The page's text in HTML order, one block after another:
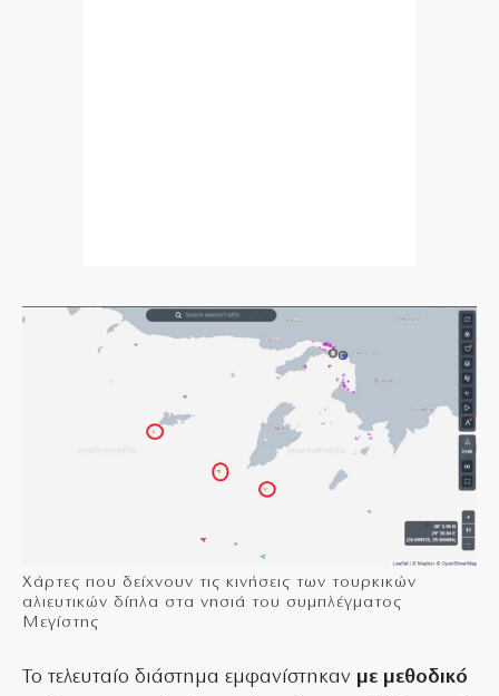
Χάρτες που δείχνουν τις κινήσεις των τουρκικών
αλιευτικών δίπλα στα νησιά του συμπλέγματος
Μεγίστης
Το τελευταίο διάστημα εμφανίστηκαν με μεθοδικό